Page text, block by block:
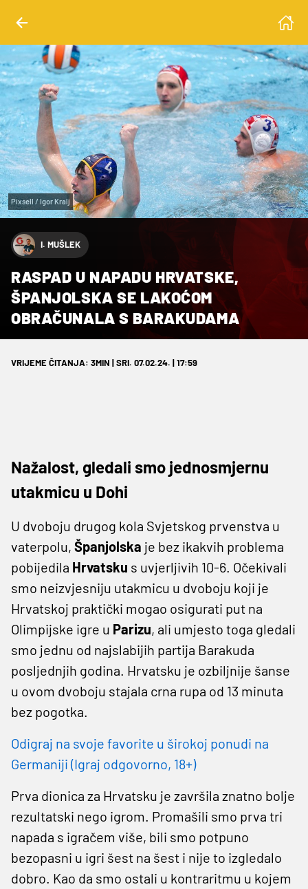
Pixsell / Igor Kralj
I. MUŠLEK
RASPAD U NAPADU HRVATSKE,
ŠPANJOLSKA SE LAKOĆOM
OBRAČUNALA S BARAKUDAMA
VRIJEME ČITANJA: 3MIN | SRI. 07.02.24. | 17:59
Nažalost, gledali smo jednosmjernu
utakmicu u Dohi
U dvoboju drugog kola Svjetskog prvenstva u
vaterpolu, Španjolska je bez ikakvih problema
pobijedila Hrvatsku s uvjerljivih 10-6. Očekivali
smo neizvjesniju utakmicu u dvoboju koji je
Hrvatskoj praktički mogao osigurati put na
Olimpijske igre u Parizu, ali umjesto toga gledali
smo jednu od najslabijih partija Barakuda
posljednjih godina. Hrvatsku je ozbiljnije šanse
u ovom dvoboju stajala crna rupa od 13 minuta
bez pogotka.
Odigraj na svoje favorite u širokoj ponudi na
Germaniji (Igraj odgovorno, 18+)
Prva dionica za Hrvatsku je završila znatno bolje
rezultatski nego igrom. Promašili smo prva tri
napada s igračem više, bili smo potpuno
bezopasni u igri šest na šest i nije to izgledalo
dobro. Kao da smo ostali u kontraritmu u kojem